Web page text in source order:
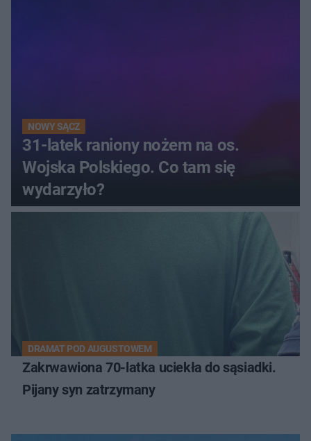
NOWY SĄCZ
31-latek raniony nożem na os.
Wojska Polskiego. Co tam się
wydarzyło?
DRAMAT POD AUGUSTOWEM
Zakrwawiona 70-latka uciekła do sąsiadki.
Pijany syn zatrzymany